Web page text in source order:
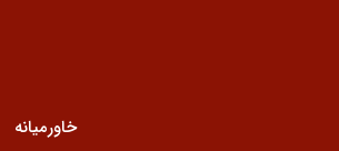
خاورمیانه